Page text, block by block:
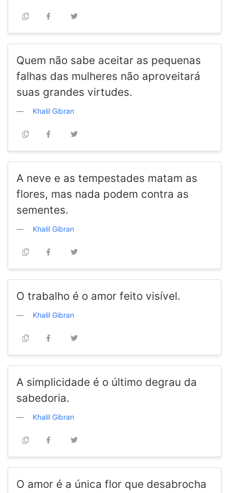
Quem não sabe aceitar as pequenas
falhas das mulheres não aproveitará
suas grandes virtudes.
Khalil Gibran
A neve e as tempestades matam as
flores, mas nada podem contra as
sementes.
Khalil Gibran
O trabalho é o amor feito visível.
Khalil Gibran
A simplicidade é o último degrau da
sabedoria.
Khalil Gibran
O amor é a única flor que desabrocha